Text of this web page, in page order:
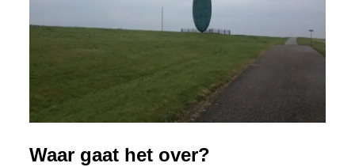
Waar gaat het over?